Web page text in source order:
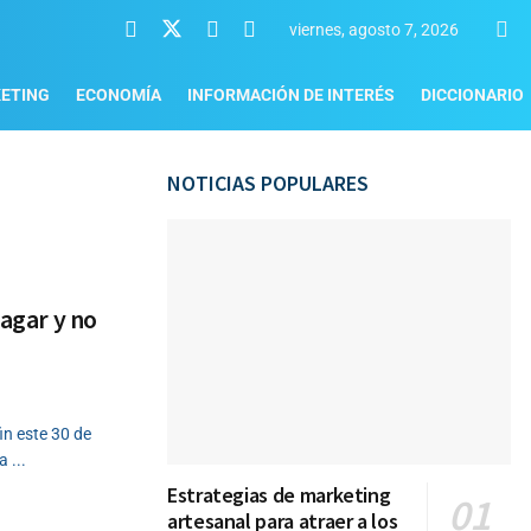
viernes, agosto 7, 2026
ECONOMÍA INFORMACIÓN DE INTERÉS DICCIONARIO
y no
este 30 de
...
NOTICIAS POPULARES
Estrategias de marketing
artesanal para atraer a los